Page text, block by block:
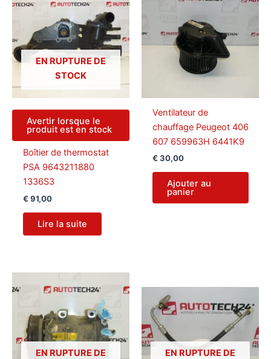
EN RUPTURE DE
STOCK
Avertir lorsque le
produit est en stock
Boîtier de thermostat
PSA 9643211880
1336S3
€ 91,00
Lire la suite
Ventilateur de
chauffage Peugeot 406
607 659963H 6441K9
€ 30,00
Ajouter au
panier
EN RUPTURE DE
EN RUPTURE DE